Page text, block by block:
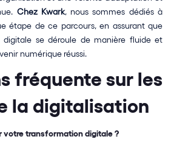
Chez Kwark, nous sommes dédiés à
étape de ce parcours, en assurant que
digitale se déroule de manière fluide et
numérique réussi.
fréquente sur les
la digitalisation
votre transformation digitale ?